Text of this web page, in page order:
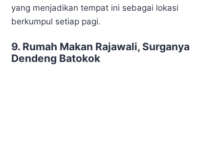
yang menjadikan tempat ini sebagai lokasi
berkumpul setiap pagi.
9. Rumah Makan Rajawali, Surganya
Dendeng Batokok